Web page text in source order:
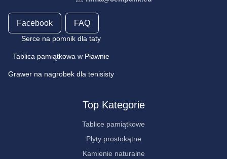
Facebook FAQ
Serce na pomnik dla taty
Tablica pamiątkowa w Pławnie
Grawer na nagrobek dla tenisisty
Top Kategorie
Tablice pamiątkowe
Płyty prostokątne
Kamienie naturalne